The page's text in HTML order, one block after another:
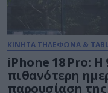
ΚΙΝΗΤΑ ΤΗΛΕΦΩΝΑ &
iPhone 18 Pro:
πιθανότερη
παρουσίαση